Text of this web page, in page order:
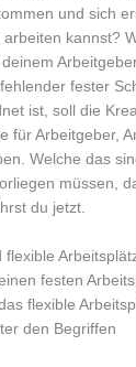
und sich
kannst?
fester
ist, soll die
für Arbeitgeber,
Welche das
müssen,
du jetzt.
flexible
festen
flexible
den Begriffen